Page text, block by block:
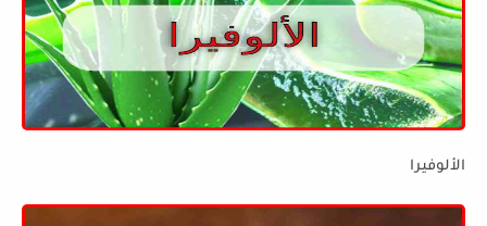
الألوفيرا